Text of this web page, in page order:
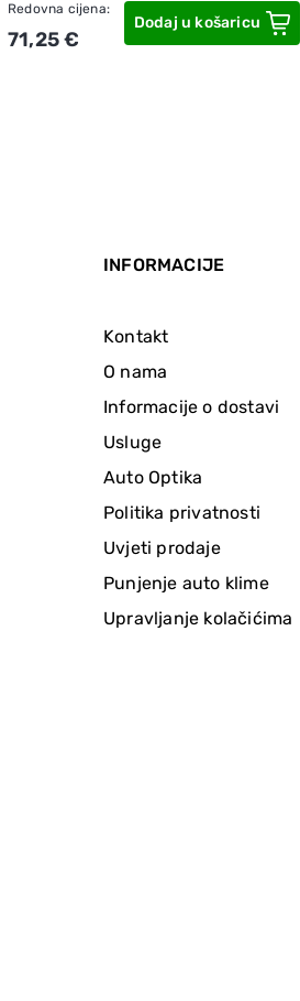
Redovna cijena:
71,25 €
Dodaj u košaricu
INFORMACIJE
Kontakt
O nama
Informacije o dostavi
Usluge
Auto Optika
Politika privatnosti
Uvjeti prodaje
Punjenje auto klime
Upravljanje kolačićima